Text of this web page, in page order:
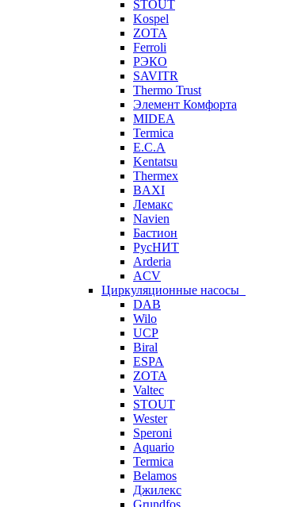
STOUT
Kospel
ZOTA
Ferroli
РЭКО
SAVITR
Thermo Trust
Элемент Комфорта
MIDEA
Termica
E.C.A
Kentatsu
Thermex
BAXI
Лемакс
Navien
Бастион
РусНИТ
Arderia
ACV
Циркуляционные насосы
DAB
Wilo
UCP
Biral
ESPA
ZOTA
Valtec
STOUT
Wester
Speroni
Aquario
Termica
Belamos
Джилекс
Grundfos